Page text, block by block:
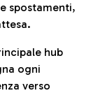
spostamenti,
hub
ogni
verso